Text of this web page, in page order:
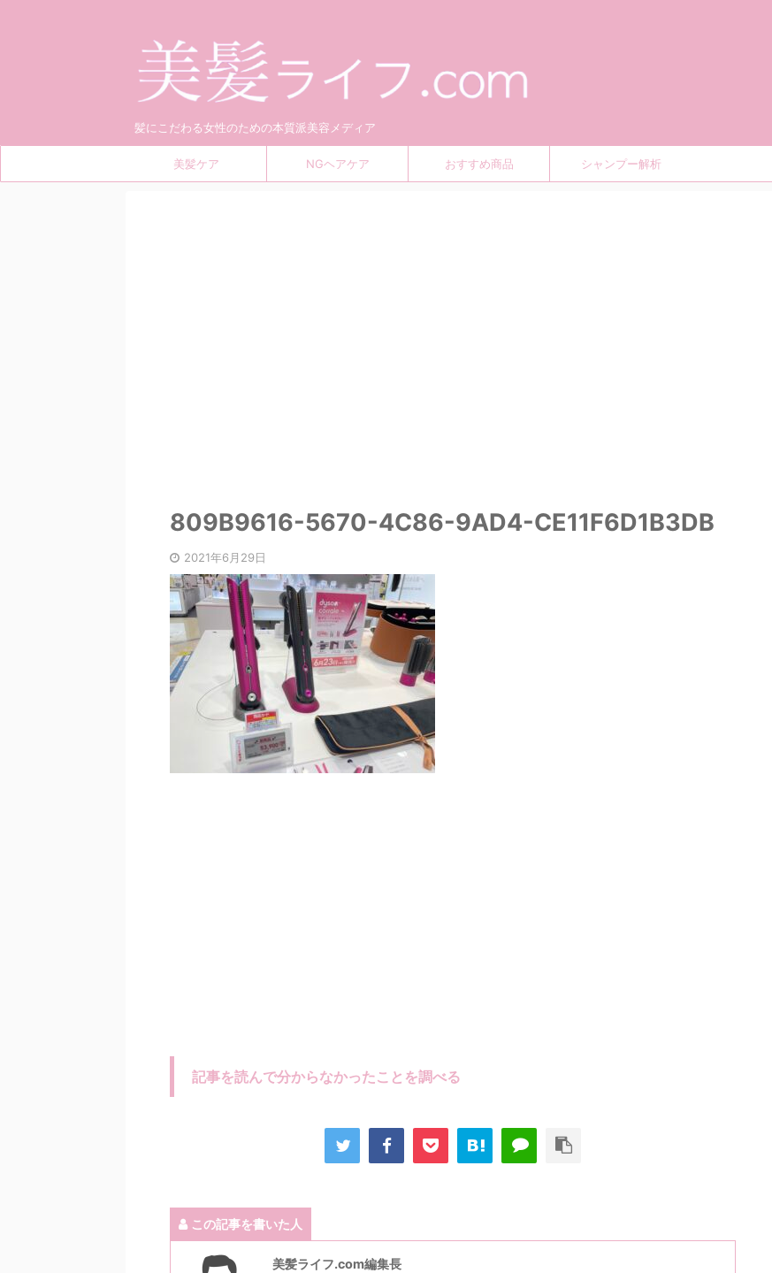
髪にこだわる女性のための本質派美容メディア
美髪ケア NGヘアケア おすすめ商品 シャンプー解析
809B9616-5670-4C86-9AD4-CE11F6D1B3DB
2021年6月29日
記事を読んで分からなかったことを調べる
この記事を書いた人
美髪ライフ.com編集長